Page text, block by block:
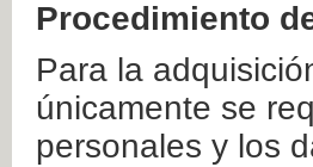
Procedimiento
Para la
únicamente se
personales y los